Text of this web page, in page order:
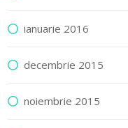
ianuarie 2016
decembrie 2015
noiembrie 2015